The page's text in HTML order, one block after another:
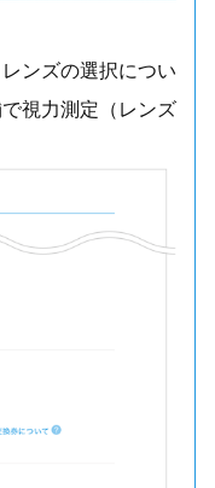
ンズの選択につい
視力測定（レンズ